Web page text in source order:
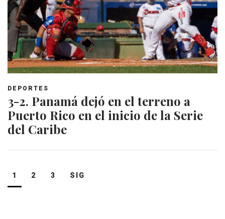
DEPORTES
3-2. Panamá dejó en el terreno a
Puerto Rico en el inicio de la Serie
del Caribe
Navegación
de
1 2 3 SIG